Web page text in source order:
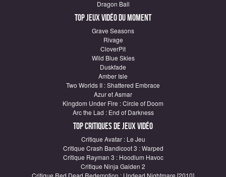
Dragon Ball
Top Jeux vidéo du moment
Grave Seasons
Rivage
CloverPit
Wild Blue Skies
Duskfade
Amber Isle
Two Worlds II : Shattered Embrace
Azur et Asmar
Kingdom Under Fire : Circle of Doom
Arc the Lad : End of Darkness
Top critiques de Jeux vidéo
Critique Avatar : Le Jeu
Critique Crash Bandicoot 3 : Warped
Critique Rayman 3 : Hoodlum Havoc
Critique Ninja Gaiden 2
Critique Red Dead Redemption : Undead Nightmare [2010]